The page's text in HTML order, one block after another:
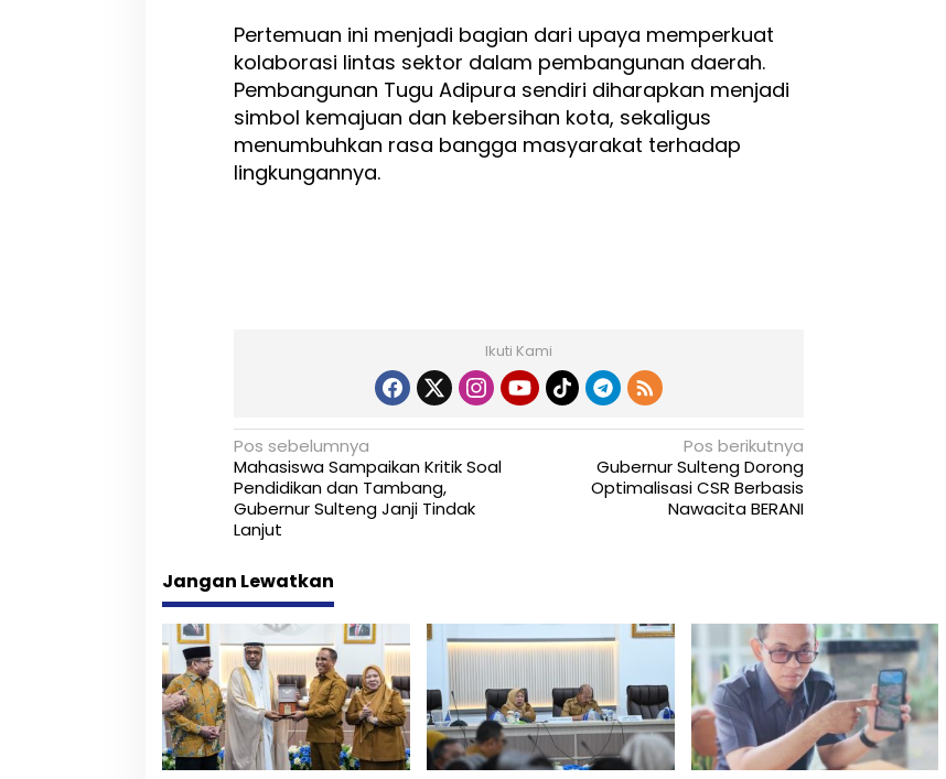
Pertemuan ini menjadi bagian dari upaya memperkuat
kolaborasi lintas sektor dalam pembangunan daerah.
Pembangunan Tugu Adipura sendiri diharapkan menjadi
simbol kemajuan dan kebersihan kota, sekaligus
menumbuhkan rasa bangga masyarakat terhadap
lingkungannya.
Ikuti Kami
N
a
v
g
a
s
i
p
Pos sebelumnya
Mahasiswa Sampaikan Kritik Soal
Pendidikan dan Tambang,
Gubernur Sulteng Janji Tindak
Lanjut
Pos berikutnya
Gubernur Sulteng Dorong
Optimalisasi CSR Berbasis
Nawacita BERANI
Jangan Lewatkan